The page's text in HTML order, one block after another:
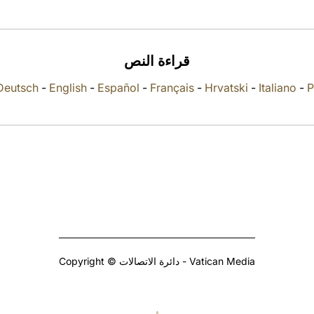
قراءة النص
- English- Español - Français- Hrvatski - Italiano -
Copyright © دائرة الاتصالات - Vatican Media